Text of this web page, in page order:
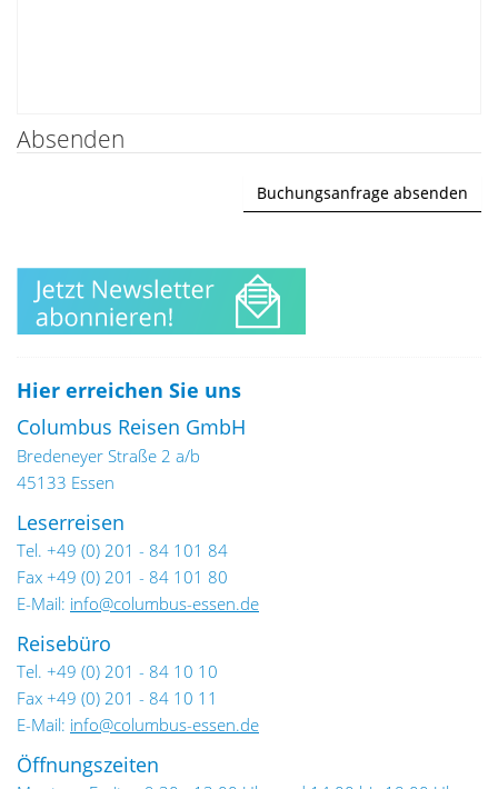
Absenden
Hier erreichen Sie uns
Columbus Reisen GmbH
Bredeneyer Straße 2 a/b
45133 Essen
Leserreisen
Tel. +49 (0) 201 - 84 101 84
Fax +49 (0) 201 - 84 101 80
E-Mail: info@columbus-essen.de
Reisebüro
Tel. +49 (0) 201 - 84 10 10
Fax +49 (0) 201 - 84 10 11
E-Mail: info@columbus-essen.de
Öffnungszeiten